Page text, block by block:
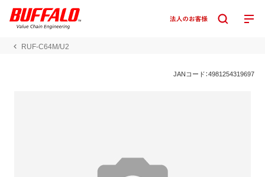
RUF-C64M/U2
JANコード：4981254319697